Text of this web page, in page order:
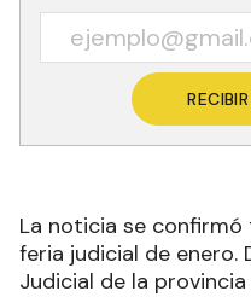
La noticia se confirmó
feria judicial de enero.
Judicial de la